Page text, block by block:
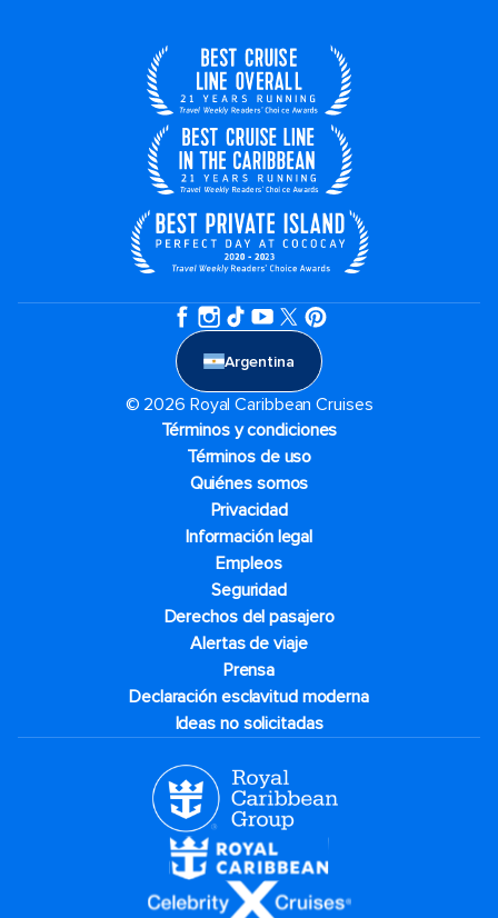
Argentina
© 2026 Royal Caribbean Cruises
Términos y condiciones
Términos de uso
Quiénes somos
Privacidad
Información legal
Empleos
Seguridad
Derechos del pasajero
Alertas de viaje
Prensa
Declaración esclavitud moderna
Ideas no solicitadas